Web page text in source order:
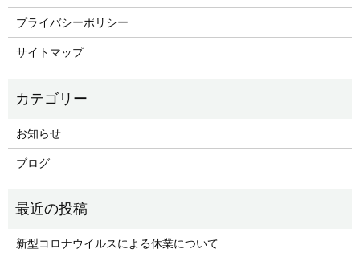
プライバシーポリシー
サイトマップ
お知らせ
ブログ
新型コロナウイルスによる休業について